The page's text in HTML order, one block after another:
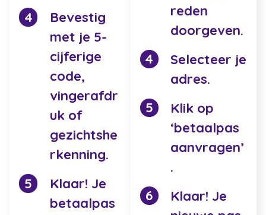
Bevestig
met je 5-
cijferige
code,
vingerafdr
uk of
gezichtshe
rkenning.
Klaar! Je
betaalpas
reden
doorgeven.
Selecteer je
adres.
Klik op
‘betaalpas
aanvragen’
.
Klaar! Je